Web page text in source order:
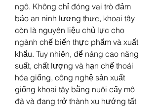
ngô. Không chỉ đóng vai trò đảm
bảo an ninh lương thực, khoai tây
còn là nguyên liệu chủ lực cho
ngành chế biến thực phẩm và xuất
khẩu. Tuy nhiên, để nâng cao năng
suất, chất lượng và hạn chế thoái
hóa giống, công nghệ sản xuất
giống khoai tây bằng nuôi cấy mô
đã và đang trở thành xu hướng tất